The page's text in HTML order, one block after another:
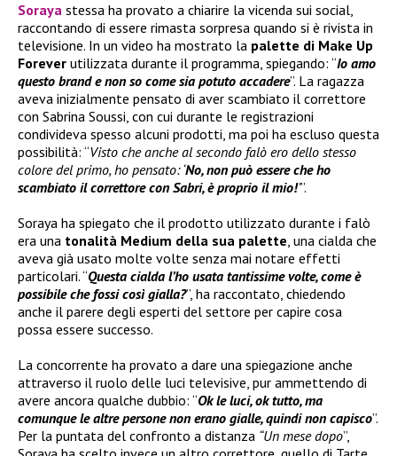
Soraya stessa ha provato a chiarire la vicenda sui social,
raccontando di essere rimasta sorpresa quando si è rivista in
televisione. In un video ha mostrato la palette di Make Up
Forever utilizzata durante il programma, spiegando: “Io amo
questo brand e non so come sia potuto accadere”. La ragazza
aveva inizialmente pensato di aver scambiato il correttore
con Sabrina Soussi, con cui durante le registrazioni
condivideva spesso alcuni prodotti, ma poi ha escluso questa
possibilità: “Visto che anche al secondo falò ero dello stesso
colore del primo, ho pensato: ‘No, non può essere che ho
scambiato il correttore con Sabri, è proprio il mio!’”.
Soraya ha spiegato che il prodotto utilizzato durante i falò
era una tonalità Medium della sua palette, una cialda che
aveva già usato molte volte senza mai notare effetti
particolari. “Questa cialda l’ho usata tantissime volte, come è
possibile che fossi così gialla?”, ha raccontato, chiedendo
anche il parere degli esperti del settore per capire cosa
possa essere successo.
La concorrente ha provato a dare una spiegazione anche
attraverso il ruolo delle luci televisive, pur ammettendo di
avere ancora qualche dubbio: “Ok le luci, ok tutto, ma
comunque le altre persone non erano gialle, quindi non capisco”.
Per la puntata del confronto a distanza “Un mese dopo”,